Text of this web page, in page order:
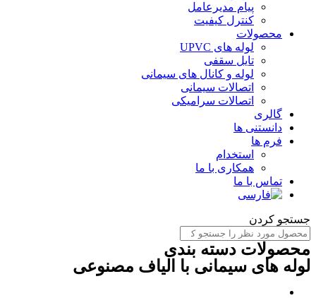
پیام مدیرعامل
کنترل کیفیت
محصولات
لوله های UPVC
تایل سقفی
لوله و کانال های سیمانی
اتصالات سیمانی
اتصالات سرامیکی
گالری
دانستنی ها
فرم ها
استخدام
همکاری با ما
تماس با ما
جستجو کردن
محصولات دسته بندی
لوله های سیمانی با الیاف مصنوعی